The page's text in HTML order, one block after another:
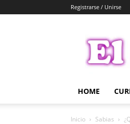
Registrarse / Unirse
HOME
Inicio Sabias